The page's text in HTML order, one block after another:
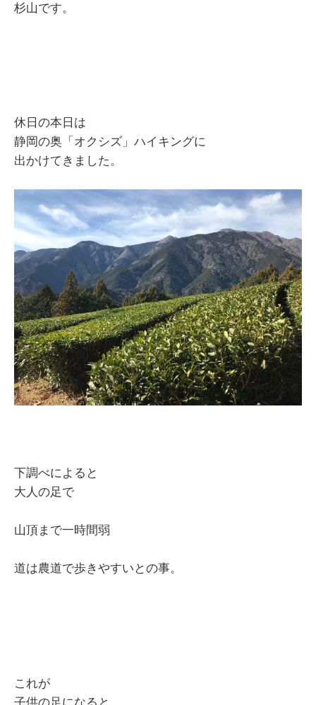
杉山です。
休日の本日は
静岡の奥「オクシズ」ハイキングに
出かけてきました。
下調べによると
大人の足で
山頂まで一時間弱
道は農道で歩きやすいとの事。
これが